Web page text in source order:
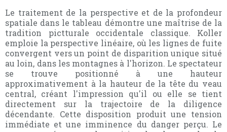
Le traitement de la perspective et de la profondeur
spatiale dans le tableau démontre une maîtrise de la
tradition pictturale occidentale classique. Koller
emploie la perspective linéaire, où les lignes de fuite
convergent vers un point de disparition unique situé
au loin, dans les montagnes à l'horizon. Le spectateur
se trouve positionné à une hauteur
approximativement à la hauteur de la tête du veau
central, créant l'impression qu'il ou elle se tient
directement sur la trajectoire de la diligence
décendante. Cette disposition produit une tension
immédiate et une imminence du danger perçu. Le